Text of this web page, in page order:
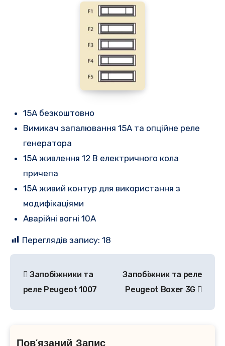
15A безкоштовно
Вимикач запалювання 15A та опційне реле
генератора
15А живлення 12 В електричного кола
причепа
15А живий контур для використання з
модифікаціями
Аварійні вогні 10A
Переглядів запису: 18
записів
Запобіжники та
реле Peugeot 1007
Запобіжник та реле
Peugeot Boxer 3G
Пов’язаний Запис